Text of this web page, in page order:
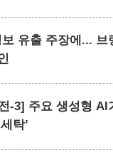
유출 주장에... 브
-3] 주요 생성형 AI
탁’